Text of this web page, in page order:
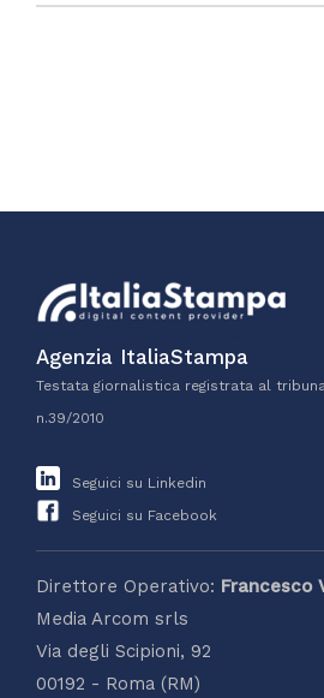
Agenzia ItaliaStampa
Testata giornalistica registrata al
n.39/2010
Seguici su Linkedin
Seguici su Facebook
Direttore Operativo: Francesco
Media Arcom srls
Via degli Scipioni, 92
00192 - Roma (RM)